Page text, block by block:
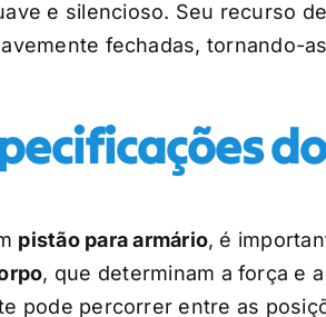
e silencioso. Seu recurso
fechadas, tornando-
pistão para armário, é
, que determinam a força e
pode percorrer entre as